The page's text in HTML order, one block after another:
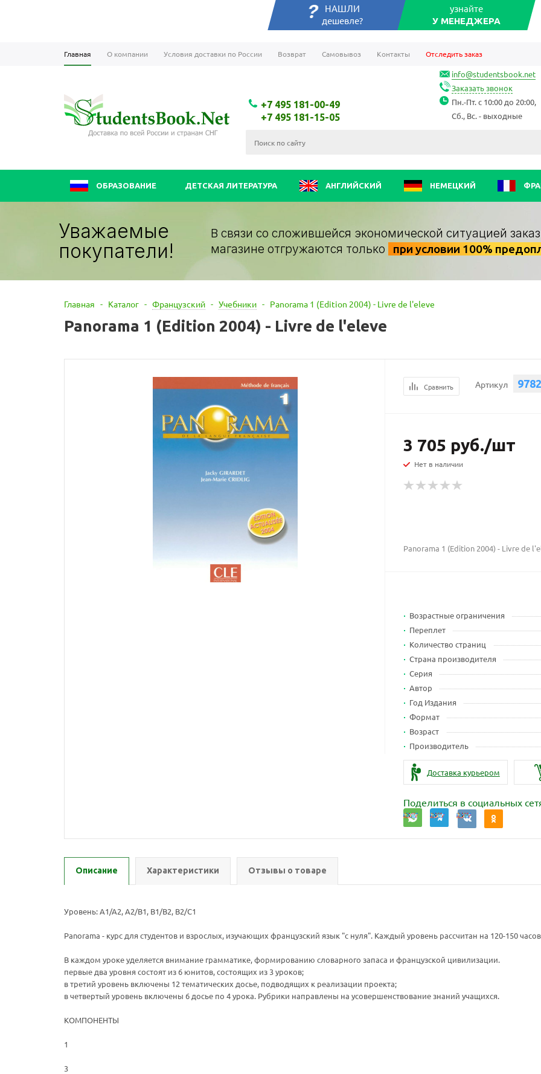
НАШЛИ
дешевле?
узнайте
У МЕНЕДЖЕРА
Главная О компании Условия доставки по России Возврат Самовывоз Контакты Отследить заказ
+7 495 181-00-49
+7 495 181-15-05
info@studentsbook.net
Заказать звонок
Пн.-Пт. с 10:00 до 20:00,
Сб., Вс. - выходные
ОБРАЗОВАНИЕ ДЕТСКАЯ ЛИТЕРАТУРА АНГЛИЙСКИЙ НЕМЕЦКИЙ
Уважаемые
покупатели!
В связи со сложившейся экономической ситуацией
магазине отгружаются только
при условии 100%
Главная - Каталог - Французский - Учебники - Panorama 1 (Edition 2004) - Livre de l'eleve
Panorama 1 (Edition 2004) - Livre de l'eleve
Сравнить Артикул
3 705 руб./шт
Нет в наличии
Panorama 1 (Edition 2004) - Livre de
Возрастные ограничения
Переплет
Количество страниц
Страна производителя
Серия
Автор
Год Издания
Формат
Возраст
Производитель
Доставка курьером
Поделиться в социальных
Описание Характеристики Отзывы о товаре
Уровень: А1/А2, А2/В1, В1/В2, В2/С1
Panorama - курс для студентов и взрослых, изучающих французский язык "с нуля". Каждый уровень рассчитан на 120-150
В каждом уроке уделяется внимание грамматике, формированию словарного запаса и французской цивилизации.
первые два уровня состоят из 6 юнитов, состоящих из 3 уроков;
в третий уровень включены 12 тематических досье, подводящих к реализации проекта;
в четвертый уровень включены 6 досье по 4 урока. Рубрики направлены на усовершенствование знаний учащихся.
КОМПОНЕНТЫ
1
3